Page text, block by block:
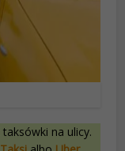
na ulicy.